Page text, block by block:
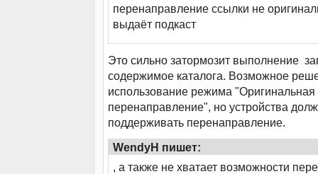
перенаправление ссылки не
выдаёт подкаст
Это сильно затормозит выполнение
содержимое каталога. Возможное
использование режима "Оригинальная
перенаправление", но устройства
поддерживать перенаправление.
WendyH пишет:
, а также не хватает возможности